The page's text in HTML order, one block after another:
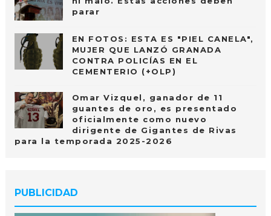
parar
EN FOTOS: ESTA ES "PIEL CANELA",
MUJER QUE LANZÓ GRANADA
CONTRA POLICÍAS EN EL
CEMENTERIO (+OLP)
Omar Vizquel, ganador de 11
guantes de oro, es presentado
oficialmente como nuevo
dirigente de Gigantes de Rivas
para la temporada 2025-2026
PUBLICIDAD